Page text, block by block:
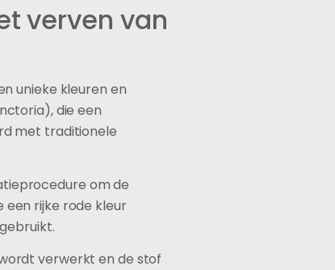
verven van
unieke kleuren en
die een
met traditionele
om de
rijke rode kleur
verwerkt en de stof